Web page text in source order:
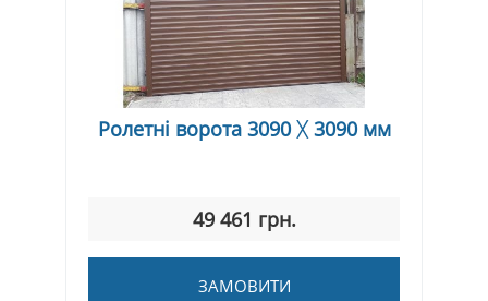
Ролетні ворота 3090 ᚷ 3090 мм
49 461 грн.
ЗАМОВИТИ